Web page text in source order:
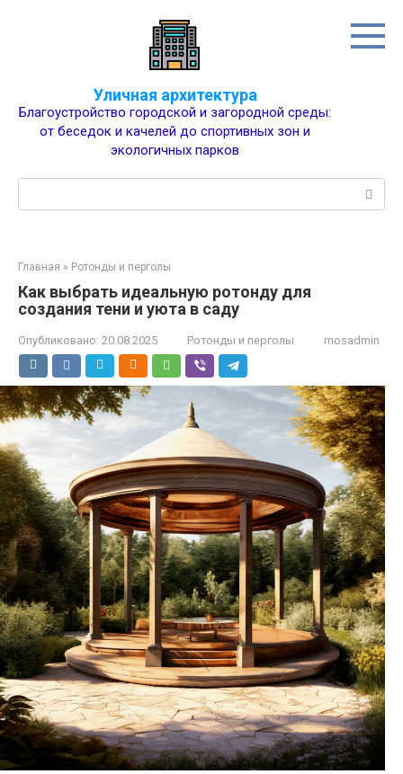
Уличная архитектура
Благоустройство городской и загородной среды:
от беседок и качелей до спортивных зон и
экологичных парков
Главная » Ротонды и перголы
Как выбрать идеальную ротонду для
создания тени и уюта в саду
Опубликовано: 20.08.2025 Ротонды и перголы mosadmin